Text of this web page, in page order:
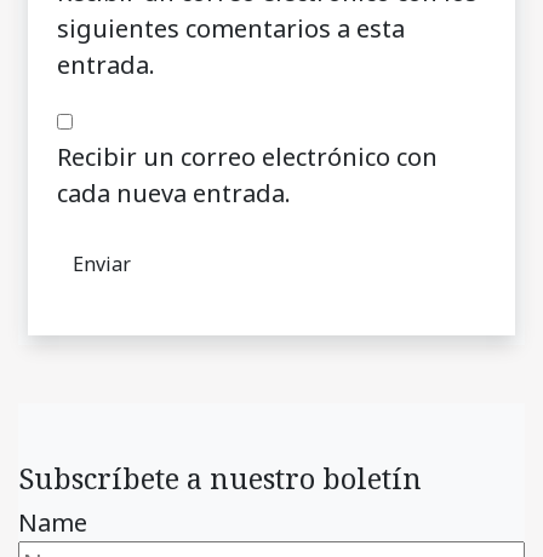
siguientes comentarios a esta
entrada.
Recibir un correo electrónico con
cada nueva entrada.
Subscríbete a nuestro boletín
Name